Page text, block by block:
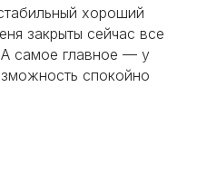
хороший
закрыты сейчас все
самое главное — у
спокойно